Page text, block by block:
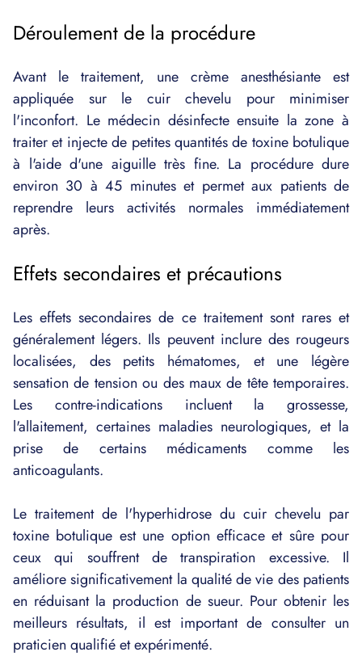
Déroulement de la procédure
Avant le traitement, une crème anesthésiante est
appliquée sur le cuir chevelu pour minimiser
l'inconfort. Le médecin désinfecte ensuite la zone à
traiter et injecte de petites quantités de toxine botulique
à l'aide d'une aiguille très fine. La procédure dure
environ 30 à 45 minutes et permet aux patients de
reprendre leurs activités normales immédiatement
après​.
Effets secondaires et précautions
Les effets secondaires de ce traitement sont rares et
généralement légers. Ils peuvent inclure des rougeurs
localisées, des petits hématomes, et une légère
sensation de tension ou des maux de tête temporaires.
Les contre-indications incluent la grossesse,
l'allaitement, certaines maladies neurologiques, et la
prise de certains médicaments comme les
anticoagulants​​.
Le traitement de l'hyperhidrose du cuir chevelu par
toxine botulique est une option efficace et sûre pour
ceux qui souffrent de transpiration excessive. Il
améliore significativement la qualité de vie des patients
en réduisant la production de sueur. Pour obtenir les
meilleurs résultats, il est important de consulter un
praticien qualifié et expérimenté.